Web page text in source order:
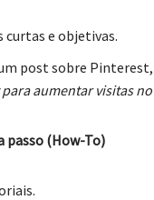
curtas e objetivas.
post sobre
aumentar visitas no
passo (How-To)